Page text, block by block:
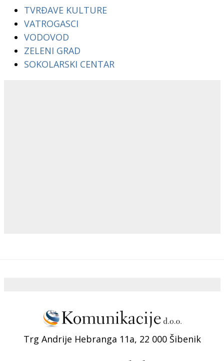
TVRĐAVE KULTURE
VATROGASCI
VODOVOD
ZELENI GRAD
SOKOLARSKI CENTAR
Trg Andrije Hebranga 11a, 22 000 Šibenik